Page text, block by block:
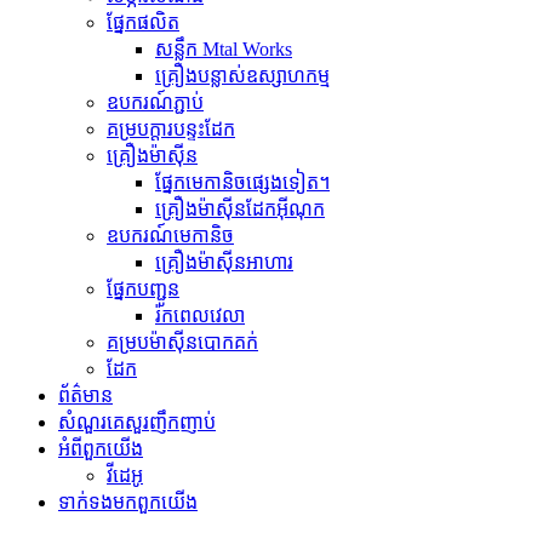
ផ្នែកផលិត
សន្លឹក Mtal Works
គ្រឿងបន្លាស់ឧស្សាហកម្ម
ឧបករណ៍ភ្ជាប់
គម្របក្តារបន្ទះដែក
គ្រឿងម៉ាស៊ីន
ផ្នែកមេកានិចផ្សេងទៀត។
គ្រឿងម៉ាស៊ីនដែកអ៊ីណុក
ឧបករណ៍មេកានិច
គ្រឿងម៉ាស៊ីនអាហារ
ផ្នែកបញ្ជូន
រ៉កពេលវេលា
គម្របម៉ាស៊ីនបោកគក់
ដែក
ព័ត៌មាន
សំណួរគេសួរញឹកញាប់
អំពី​ពួក​យើង
វីដេអូ
ទាក់ទង​មក​ពួក​យើង